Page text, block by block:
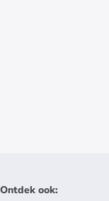
Ontdek ook: